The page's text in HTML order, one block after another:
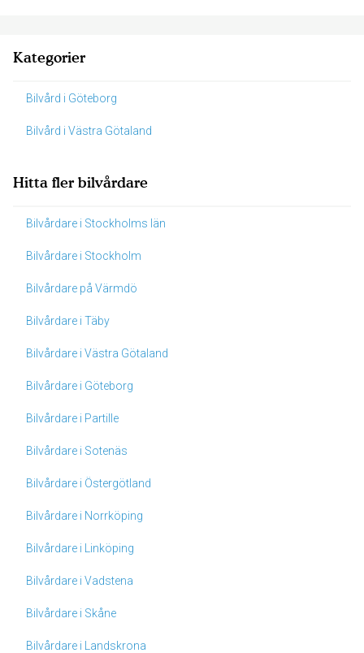
Kategorier
Bilvård i Göteborg
Bilvård i Västra Götaland
Hitta fler bilvårdare
Bilvårdare i Stockholms län
Bilvårdare i Stockholm
Bilvårdare på Värmdö
Bilvårdare i Täby
Bilvårdare i Västra Götaland
Bilvårdare i Göteborg
Bilvårdare i Partille
Bilvårdare i Sotenäs
Bilvårdare i Östergötland
Bilvårdare i Norrköping
Bilvårdare i Linköping
Bilvårdare i Vadstena
Bilvårdare i Skåne
Bilvårdare i Landskrona